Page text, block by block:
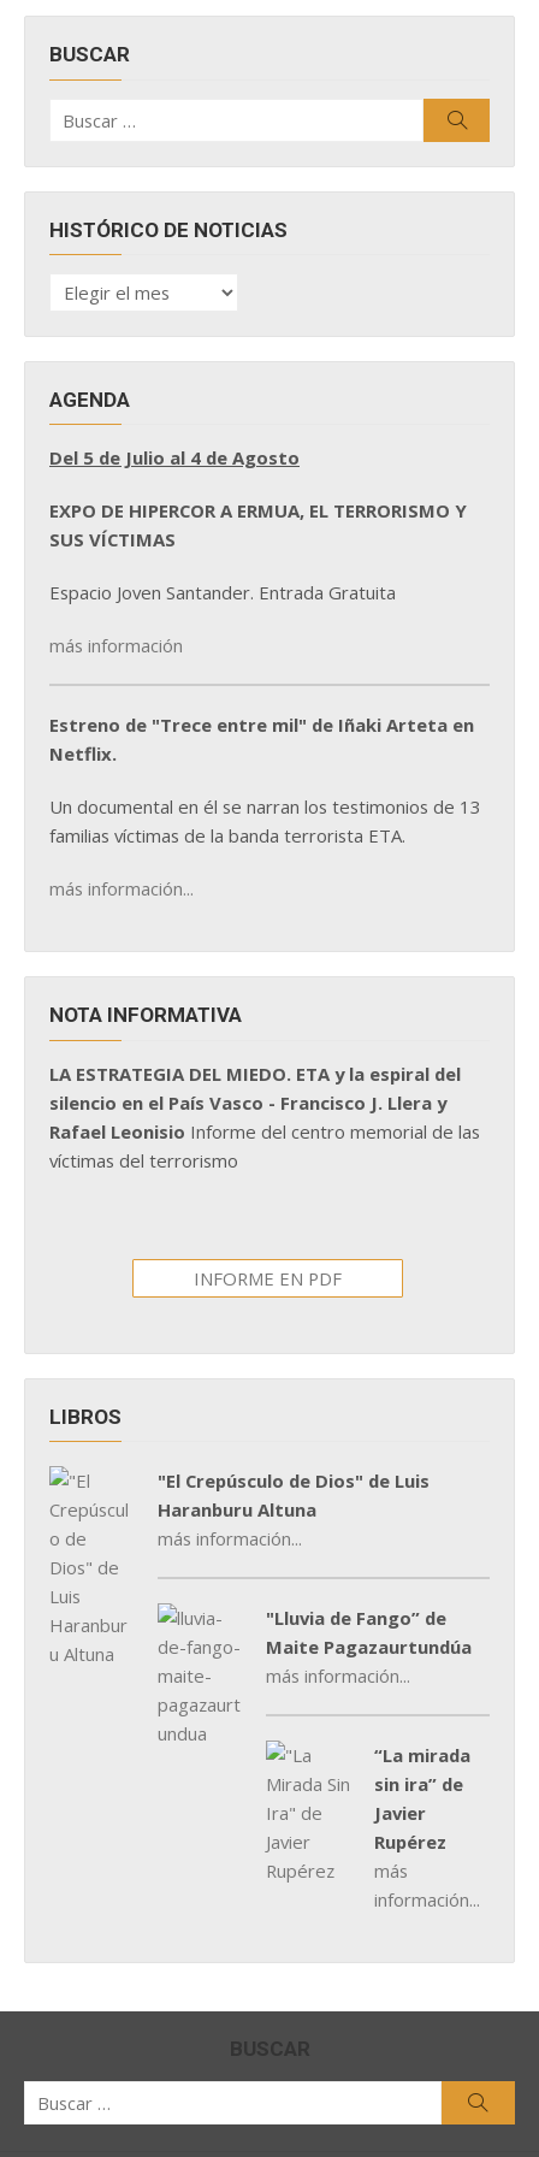
BUSCAR
por:
HISTÓRICO DE NOTICIAS
HISTÓRICO
DE
AGENDA
Del 5 de Julio al 4 de Agosto
EXPO DE HIPERCOR A ERMUA, EL TERRORISMO Y
SUS VÍCTIMAS
Espacio Joven Santander. Entrada Gratuita
más información
Estreno de "Trece entre mil" de Iñaki Arteta en
Netflix.
Un documental en él se narran los testimonios de 13
familias víctimas de la banda terrorista ETA.
más información...
NOTA INFORMATIVA
LA ESTRATEGIA DEL MIEDO. ETA y la espiral del
silencio en el País Vasco - Francisco J. Llera y
Rafael Leonisio Informe del centro memorial de las
víctimas del terrorismo
INFORME EN PDF
LIBROS
"El Crepúsculo de Dios" de Luis
Haranburu Altuna
más información...
"Lluvia de Fango” de
Maite Pagazaurtundúa
más información...
“La mirada
sin ira” de
Javier
Rupérez
más
información...
BUSCAR